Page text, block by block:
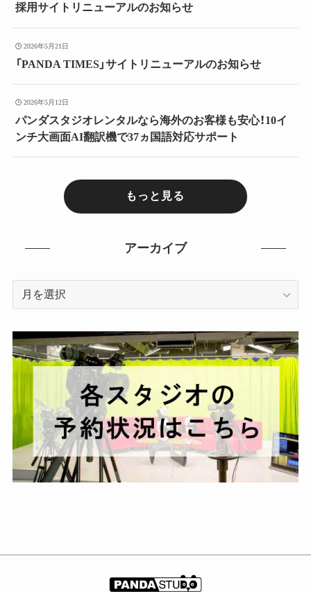
採用サイトリニューアルのお知らせ
2026年5月21日
「PANDA TIMES」サイトリニューアルのお知らせ
2026年5月12日
パンダスタジオレンタルなら海外のお客様も安心！10イ
ンチ大画面AI翻訳機で37ヵ国語対応サポート
もっと見る
アーカイブ
イ
ブ